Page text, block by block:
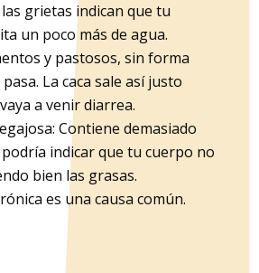
grietas indican que tu
un poco más de agua.
y pastosos, sin forma
La caca sale así justo
a venir diarrea.
Contiene demasiado
indicar que tu cuerpo no
bien las grasas.
es una causa común.